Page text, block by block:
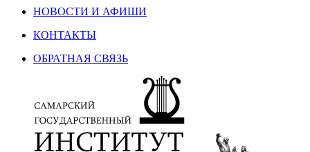
НОВОСТИ И АФИШИ
КОНТАКТЫ
ОБРАТНАЯ СВЯЗЬ